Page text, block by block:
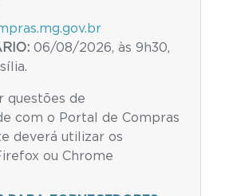
06/08/2026, às 9h30,
q​uestões de
com o Portal de Compras
deverá utilizar os
ou Chrome